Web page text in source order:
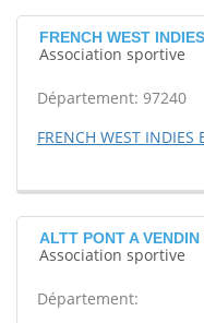
FRENCH WEST
Association sportive
Département: 97240
FRENCH WEST INDIES
ALTT PONT A VENDIN
Association sportive
Département: